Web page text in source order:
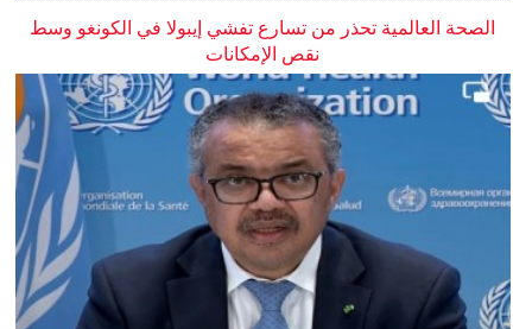
الصحة العالمية تحذر من تسارع تفشي إيبولا في الكونغو وسط
نقص الإمكانات